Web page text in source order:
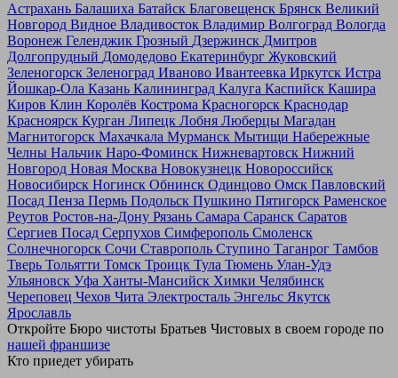
Астрахань Балашиха Батайск Благовещенск Брянск Великий
Новгород Видное Владивосток Владимир Волгоград Вологда
Воронеж Геленджик Грозный Дзержинск Дмитров
Долгопрудный Домодедово Екатеринбург Жуковский
Зеленогорск Зеленоград Иваново Ивантеевка Иркутск Истра
Йошкар-Ола Казань Калининград Калуга Каспийск Кашира
Киров Клин Королёв Кострома Красногорск Краснодар
Красноярск Курган Липецк Лобня Люберцы Магадан
Магнитогорск Махачкала Мурманск Мытищи Набережные
Челны Нальчик Наро-Фоминск Нижневартовск Нижний
Новгород Новая Москва Новокузнецк Новороссийск
Новосибирск Ногинск Обнинск Одинцово Омск Павловский
Посад Пенза Пермь Подольск Пушкино Пятигорск Раменское
Реутов Ростов-на-Дону Рязань Самара Саранск Саратов
Сергиев Посад Серпухов Симферополь Смоленск
Солнечногорск Сочи Ставрополь Ступино Таганрог Тамбов
Тверь Тольятти Томск Троицк Тула Тюмень Улан-Удэ
Ульяновск Уфа Ханты-Мансийск Химки Челябинск
Череповец Чехов Чита Электросталь Энгельс Якутск
Ярославль
Откройте Бюро чистоты Братьев Чистовых в своем городе по
нашей франшизе
Кто приедет убирать